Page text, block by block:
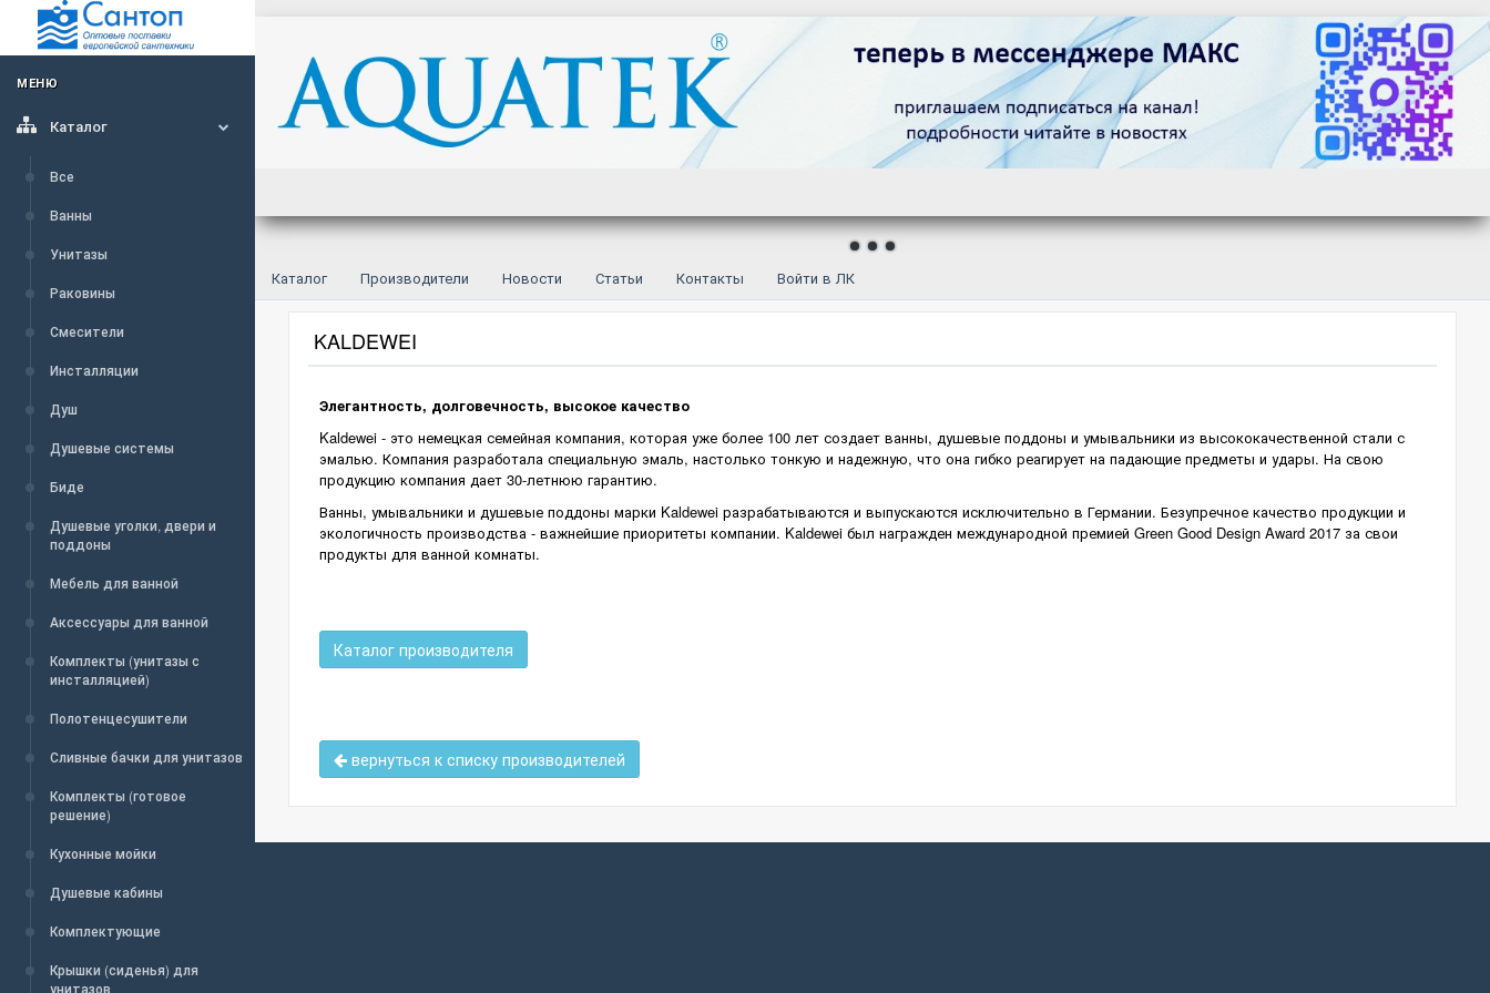
МЕНЮ
Каталог
Все
Ванны
Унитазы
Раковины
Смесители
Инсталляции
Душ
Душевые системы
Биде
Душевые уголки, двери и
поддоны
Мебель для ванной
Аксессуары для ванной
Комплекты (унитазы с
инсталляцией)
Полотенцесушители
Сливные бачки для унитазов
Комплекты (готовое
решение)
Кухонные мойки
Душевые кабины
Комплектующие
Крышки (сиденья) для
унитазов
Каталог Производители Новости Статьи Контакты Войти в ЛК
KALDEWEI
Элегантность, долговечность, высокое качество
Kaldewei - это немецкая семейная компания, которая уже более 100 лет создает ванны, душевые поддоны и умывальники из высококачественной стали с
эмалью. Компания разработала специальную эмаль, настолько тонкую и надежную, что она гибко реагирует на падающие предметы и удары. На свою
продукцию компания дает 30-летнюю гарантию.
Ванны, умывальники и душевые поддоны марки Kaldewei разрабатываются и выпускаются исключительно в Германии. Безупречное качество продукции и
экологичность производства - важнейшие приоритеты компании. Kaldewei был награжден международной премией Green Good Design Award 2017 за свои
продукты для ванной комнаты.
Каталог производителя
вернуться к списку производителей